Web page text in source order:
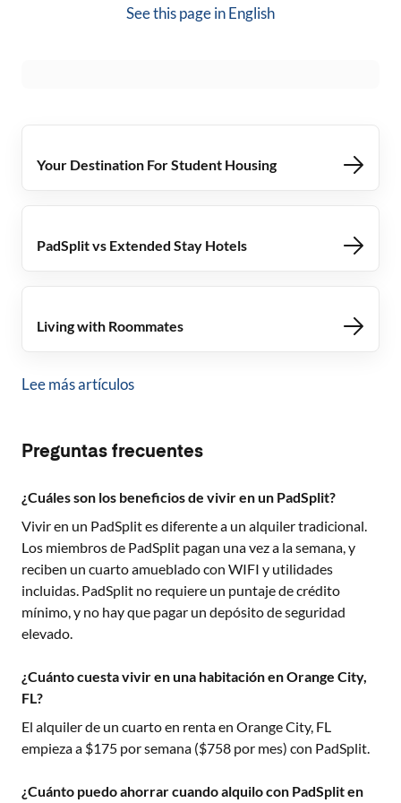
See this page inEnglish
Your Destination For Student Housing
PadSplit vs Extended Stay Hotels
Living with Roommates
Lee más artículos
Preguntas frecuentes
¿Cuáles son los beneficios de vivir en un PadSplit?
Vivir en un PadSplit es diferente a un alquiler tradicional.
Los miembros de PadSplit pagan una vez a la semana, y
reciben un cuarto amueblado con WIFI y utilidades
incluidas. PadSplit no requiere un puntaje de crédito
mínimo, y no hay que pagar un depósito de seguridad
elevado.
¿Cuánto cuesta vivir en una habitación en Orange City,
FL?
El alquiler de un cuarto en renta en Orange City, FL
empieza a $175 por semana ($758 por mes) con PadSplit.
¿Cuánto puedo ahorrar cuando alquilo con PadSplit en